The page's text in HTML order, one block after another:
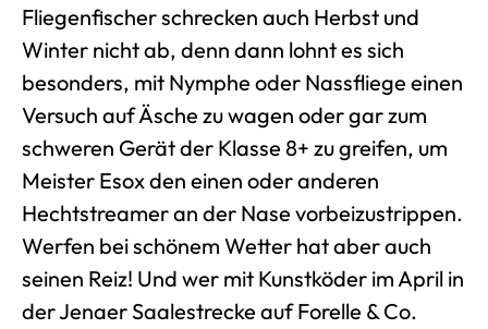
Fliegenfischer schrecken auch Herbst und
Winter nicht ab, denn dann lohnt es sich
besonders, mit Nymphe oder Nassfliege einen
Versuch auf Äsche zu wagen oder gar zum
schweren Gerät der Klasse 8+ zu greifen, um
Meister Esox den einen oder anderen
Hechtstreamer an der Nase vorbeizustrippen.
Werfen bei schönem Wetter hat aber auch
seinen Reiz! Und wer mit Kunstköder im April in
der Jenaer Saalestrecke auf Forelle & Co.